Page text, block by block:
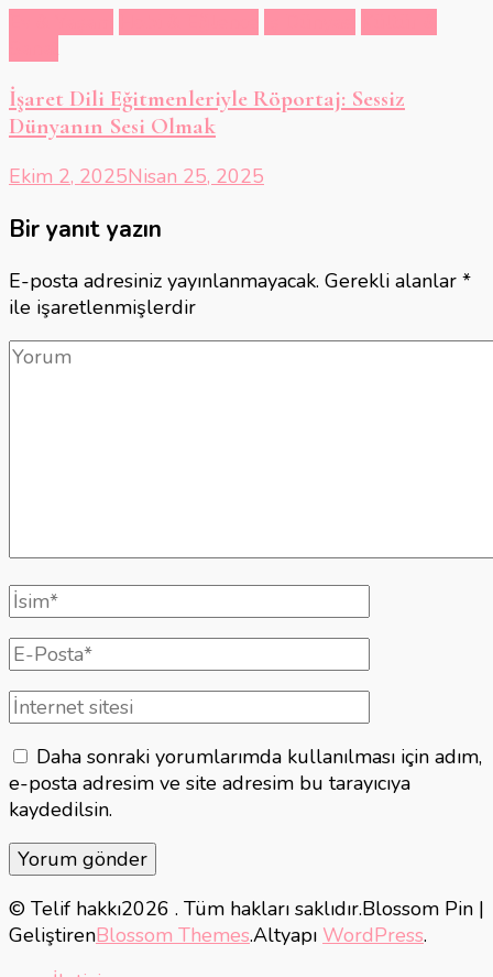
İşaret Dili Eğitmenleriyle Röportaj: Sessiz
Dünyanın Sesi Olmak
Ekim 2, 2025Nisan 25, 2025
Bir yanıt yazın
E-posta adresiniz yayınlanmayacak. Gerekli alanlar *
ile işaretlenmişlerdir
Yorum
Tam
isim
E-
posta
İnternet
sitesi
Daha sonraki yorumlarımda kullanılması için adım,
e-posta adresim ve site adresim bu tarayıcıya
kaydedilsin.
© Telif hakkı2026 . Tüm hakları saklıdır.Blossom Pin |
GeliştirenBlossom Themes.Altyapı WordPress.